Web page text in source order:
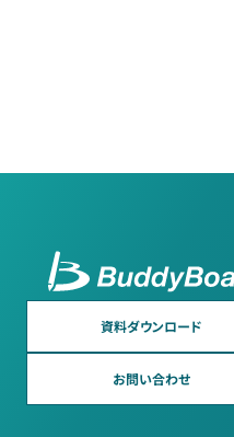
資料ダウンロード
お問い合わせ